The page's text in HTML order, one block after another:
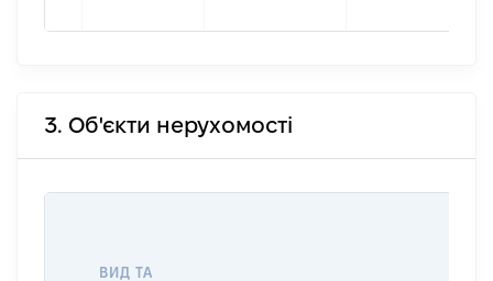
3. Об'єкти нерухомості
ВИД ТА